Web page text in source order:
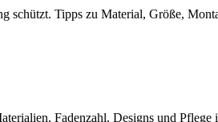
schützt. Tipps zu Material, Größe,
Fadenzahl, Designs und Pflege